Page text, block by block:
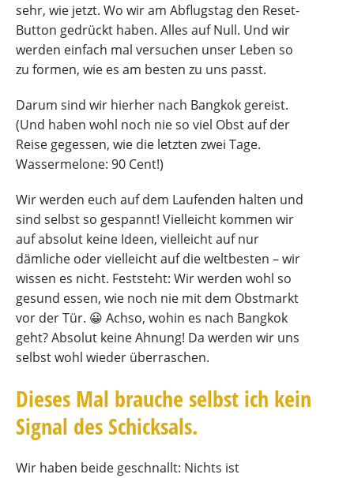
sehr, wie jetzt. Wo wir am Abflugstag den Reset-
Button gedrückt haben. Alles auf Null. Und wir
werden einfach mal versuchen unser Leben so
zu formen, wie es am besten zu uns passt.
Darum sind wir hierher nach Bangkok gereist.
(Und haben wohl noch nie so viel Obst auf der
Reise gegessen, wie die letzten zwei Tage.
Wassermelone: 90 Cent!)
Wir werden euch auf dem Laufenden halten und
sind selbst so gespannt! Vielleicht kommen wir
auf absolut keine Ideen, vielleicht auf nur
dämliche oder vielleicht auf die weltbesten – wir
wissen es nicht. Feststeht: Wir werden wohl so
gesund essen, wie noch nie mit dem Obstmarkt
vor der Tür. 😀 Achso, wohin es nach Bangkok
geht? Absolut keine Ahnung! Da werden wir uns
selbst wohl wieder überraschen.
Dieses Mal brauche selbst ich kein
Signal des Schicksals.
Wir haben beide geschnallt: Nichts ist